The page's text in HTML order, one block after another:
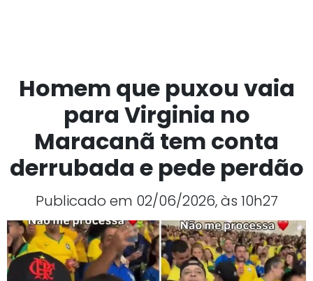
Homem que puxou vaia
para Virginia no
Maracanã tem conta
derrubada e pede perdão
Publicado em 02/06/2026, às 10h27